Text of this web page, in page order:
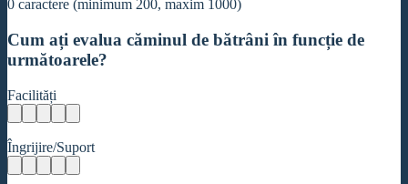
0 caractere (minimum 200, maxim 1000)
Cum ați evalua căminul de bătrâni în funcție de
următoarele?
Facilități
Îngrijire/Suport